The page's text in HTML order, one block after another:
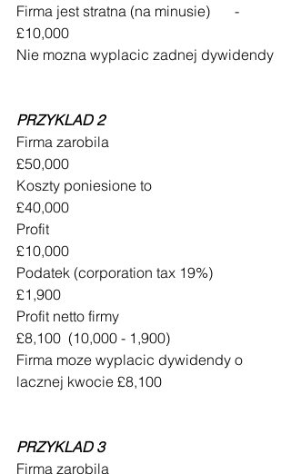
Firma jest stratna (na minusie)	-
£10,000
Nie mozna wyplacic zadnej dywidendy
PRZYKLAD 2
Firma zarobila
£50,000
Koszty poniesione to
£40,000
Profit
£10,000
Podatek (corporation tax 19%)
£1,900
Profit netto firmy
£8,100  (10,000 - 1,900)
Firma moze wyplacic dywidendy o
lacznej kwocie £8,100
PRZYKLAD 3
Firma zarobila